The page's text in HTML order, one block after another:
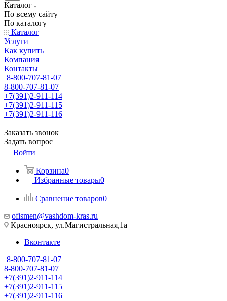
Каталог
По всему сайту
По каталогу
Каталог
Услуги
Как купить
Компания
Контакты
8-800-707-81-07
8-800-707-81-07
+7(391)2-911-114
+7(391)2-911-115
+7(391)2-911-116
Заказать звонок
Задать вопрос
Войти
Корзина0
Избранные товары0
Сравнение товаров0
ofismen@vashdom-kras.ru
Красноярск, ул.Магистральная,1а
Вконтакте
8-800-707-81-07
8-800-707-81-07
+7(391)2-911-114
+7(391)2-911-115
+7(391)2-911-116